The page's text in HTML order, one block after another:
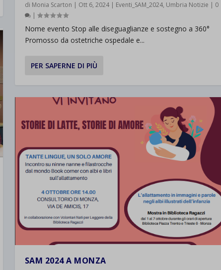
di Monia Scarton | Ott 6, 2024| Eventi_SAM_2024, Umbria Notizie | 0
|
Nome evento Stop alle diseguaglianze e sostegno a 360°
Promosso da ostetriche ospedale e...
PER SAPERNE DI PIÙ
SAM 2024 A MONZA